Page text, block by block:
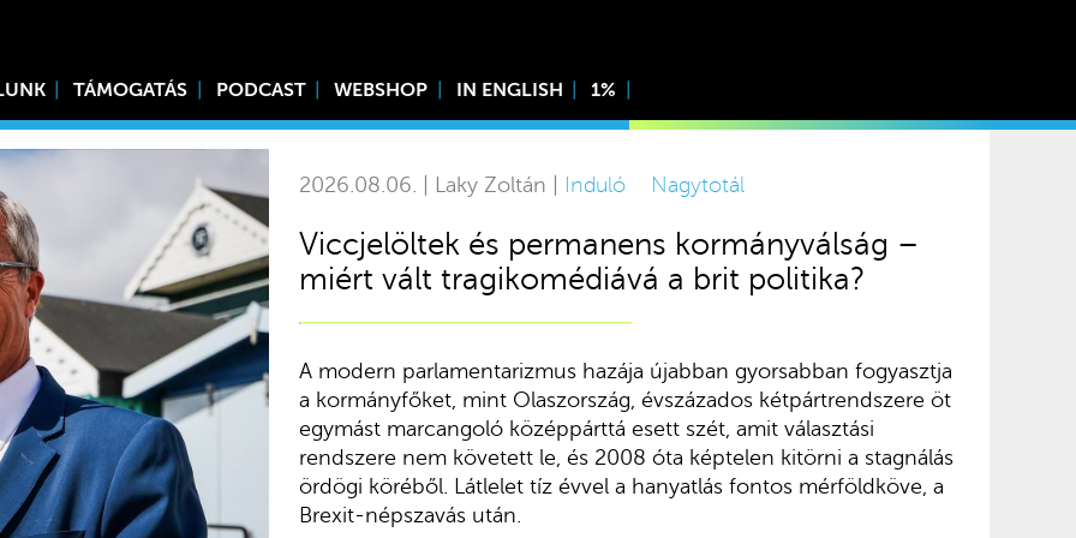
TÁMOGATÁS PODCAST WEBSHOP IN ENGLISH 1%
2026.08.06. | Laky Zoltán | Induló Nagytotál
Viccjelöltek és permanens kormányválság –
miért vált tragikomédiává a brit politika?
A modern parlamentarizmus hazája újabban gyorsabban fogyasztja
a kormányfőket, mint Olaszország, évszázados kétpártrendszere öt
egymást marcangoló középpárttá esett szét, amit választási
rendszere nem követett le, és 2008 óta képtelen kitörni a stagnálás
ördögi köréből. Látlelet tíz évvel a hanyatlás fontos mérföldköve, a
Brexit-népszavás után.